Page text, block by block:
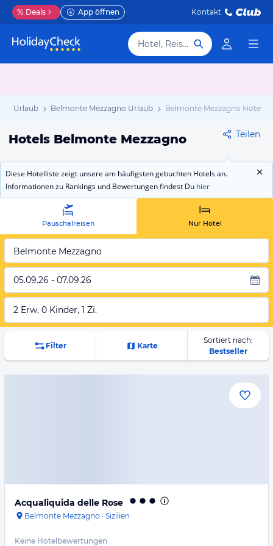
% Deals App öffnen Kontakt
Hotel, Reiseziel
Urlaub Belmonte Mezzagno Urlaub Belmonte Mezzagno Hotels
Hotels Belmonte Mezzagno Teilen
Diese Hotelliste zeigt unsere am häufigsten gebuchten Hotels an.
Informationen zu Rankings und Bewertungen findest Du hier
Pauschalreisen Nur Hotel
Belmonte Mezzagno
05.09.26 - 07.09.26
2 Erw, 0 Kinder, 1 Zi.
Filter Karte
Sortiert nach:
Bestseller
Acqualiquida delle Rose
Belmonte Mezzagno · Sizilien
Keine Hotelbewertungen